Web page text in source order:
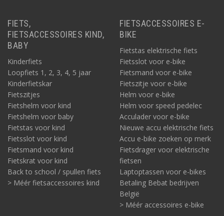
FIETS,
FIETSACCESSOIRES KIND,
BABY
Kinderfiets
Loopfiets 1, 2, 3, 4, 5 jaar
Kinderfietskar
Fietszitjes
Fietshelm voor kind
Fietshelm voor baby
Fietstas voor kind
Fietsslot voor kind
Fietsmand voor kind
Fietskrat voor kind
Back to school / spullen fiets
> Méér fietsaccessoires kind
FIETSACCESSOIRES E-
BIKE
Fietstas elektrische fiets
Fietsslot voor e-bike
Fietsmand voor e-bike
Fietszitje voor e-bike
Helm voor e-bike
Helm voor speed pedelec
Acculader voor e-bike
Nieuwe accu elektrische fiets
Accu e-bike zoeken op merk
Fietsdrager voor elektrische
fietsen
Laptoptassen voor e-bikes
Betaling Bebat bedrijven
België
> Méér accessoires e-bike